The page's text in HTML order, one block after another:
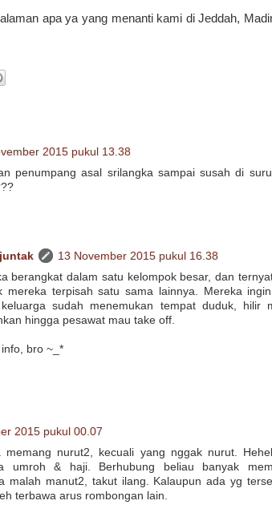
apa ya yang menanti kami di Jeddah,
2015 pukul 13.38
penumpang asal srilangka sampai susah di
13 November 2015 pukul 16.38
berangkat dalam satu kelompok besar, dan
mereka terpisah satu sama lainnya. Mereka
sudah menemukan tempat duduk, hilir
hingga pesawat mau take off.
bro ~_*
2015 pukul 00.07
memang nurut2, kecuali yang nggak nurut.
umroh & haji. Berhubung beliau banyak
malah manut2, takut ilang. Kalaupun ada yg
terbawa arus rombongan lain.